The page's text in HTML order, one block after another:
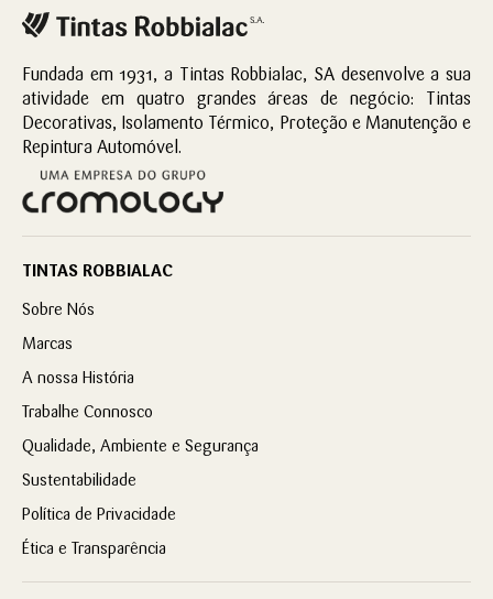
Fundada em 1931, a Tintas Robbialac, SA desenvolve a sua
atividade em quatro grandes áreas de negócio: Tintas
Decorativas, Isolamento Térmico, Proteção e Manutenção e
Repintura Automóvel.
TINTAS ROBBIALAC
Sobre Nós
Marcas
A nossa História
Trabalhe Connosco
Qualidade, Ambiente e Segurança
Sustentabilidade
Política de Privacidade
Ética e Transparência